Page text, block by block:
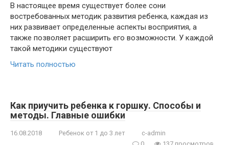
В настоящее время существует более сони
востребованных методик развития ребенка, каждая из
них развивает определенные аспекты восприятия, а
также позволяет расширить его возможности. У каждой
такой методики существуют
Читать полностью
Как приучить ребенка к горшку. Способы и
методы. Главные ошибки
16.08.2018 Ребенок от 1 до 3 лет
c-admin